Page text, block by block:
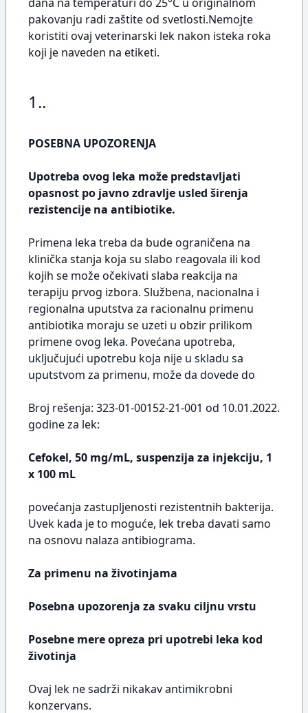
pakovanju radi zaštite od svetlosti.Nemojte
koristiti ovaj veterinarski lek nakon isteka roka
koji je naveden na etiketi.
1..
POSEBNA UPOZORENJA
Upotreba ovog leka može predstavljati
opasnost po javno zdravlje usled širenja
rezistencije na antibiotike.
Primena leka treba da bude ograničena na
klinička stanja koja su slabo reagovala ili kod
kojih se može očekivati slaba reakcija na
terapiju prvog izbora. Službena, nacionalna i
regionalna uputstva za racionalnu primenu
antibiotika moraju se uzeti u obzir prilikom
primene ovog leka. Povećana upotreba,
uključujući upotrebu koja nije u skladu sa
uputstvom za primenu, može da dovede do
Broj rešenja: 323-01-00152-21-001 od 10.01.2022.
godine za lek:
Cefokel, 50 mg/mL, suspenzija za injekciju, 1
x 100 mL
povećanja zastupljenosti rezistentnih bakterija.
Uvek kada je to moguće, lek treba davati samo
na osnovu nalaza antibiograma.
Za primenu na životinjama
Posebna upozorenja za svaku ciljnu vrstu
Posebne mere opreza pri upotrebi leka kod
životinja
Ovaj lek ne sadrži nikakav antimikrobni
konzervans.